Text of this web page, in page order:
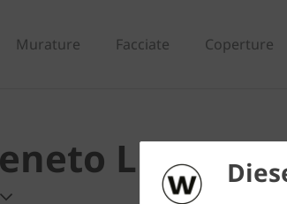
Murature Facciate Coperture
Liscio